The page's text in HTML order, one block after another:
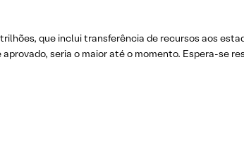
que inclui transferência de recursos aos
seria o maior até o momento. Espera-se